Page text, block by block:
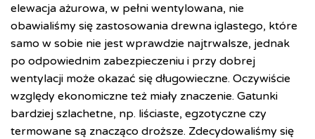
elewacja ażurowa, w pełni wentylowana, nie
obawialiśmy się zastosowania drewna iglastego, które
samo w sobie nie jest wprawdzie najtrwalsze, jednak
po odpowiednim zabezpieczeniu i przy dobrej
wentylacji może okazać się długowieczne. Oczywiście
względy ekonomiczne też miały znaczenie. Gatunki
bardziej szlachetne, np. liściaste, egzotyczne czy
termowane są znacząco droższe. Zdecydowaliśmy się